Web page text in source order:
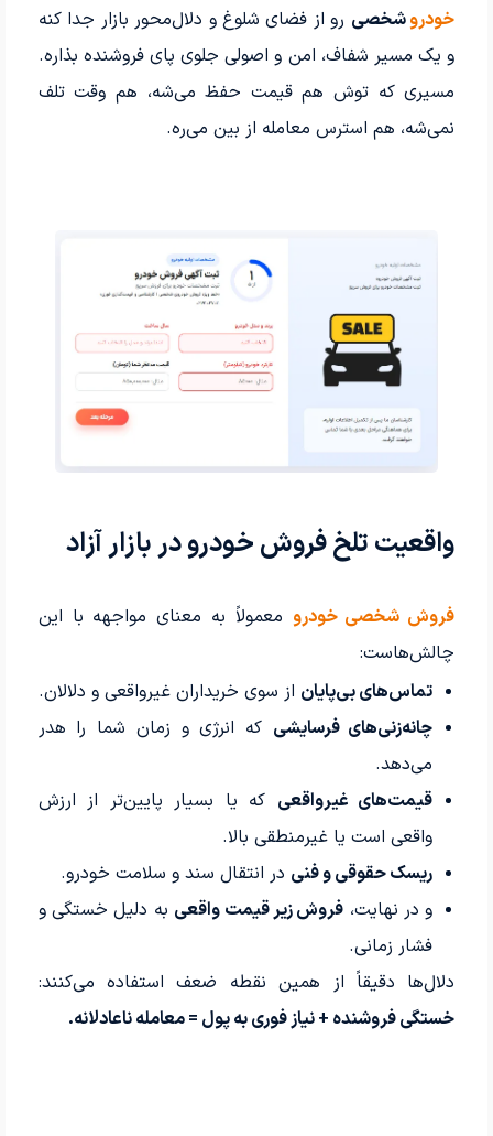
خودروشخصی رو از فضای شلوغ و دلال‌محور بازار جدا کنه
و یک مسیر شفاف، امن و اصولی جلوی پای فروشنده بذاره.
مسیری که توش هم قیمت حفظ می‌شه، هم وقت تلف
نمی‌شه، هم استرس معامله از بین می‌ره.
واقعیت تلخ فروش خودرو در بازار آزاد
فروش شخصی خودرو معمولاً به معنای مواجهه با این
چالش‌هاست:
تماس‌های بی‌پایان از سوی خریداران غیرواقعی و دلالان.
چانه‌زنی‌های فرسایشی که انرژی و زمان شما را هدر
می‌دهد.
قیمت‌های غیرواقعی که یا بسیار پایین‌تر از ارزش
واقعی است یا غیرمنطقی بالا.
ریسک حقوقی و فنی در انتقال سند و سلامت خودرو.
و در نهایت، فروش زیر قیمت واقعی به دلیل خستگی و
فشار زمانی.
دلال‌ها دقیقاً از همین نقطه ضعف استفاده می‌کنند:
خستگی فروشنده + نیاز فوری به پول = معامله ناعادلانه.